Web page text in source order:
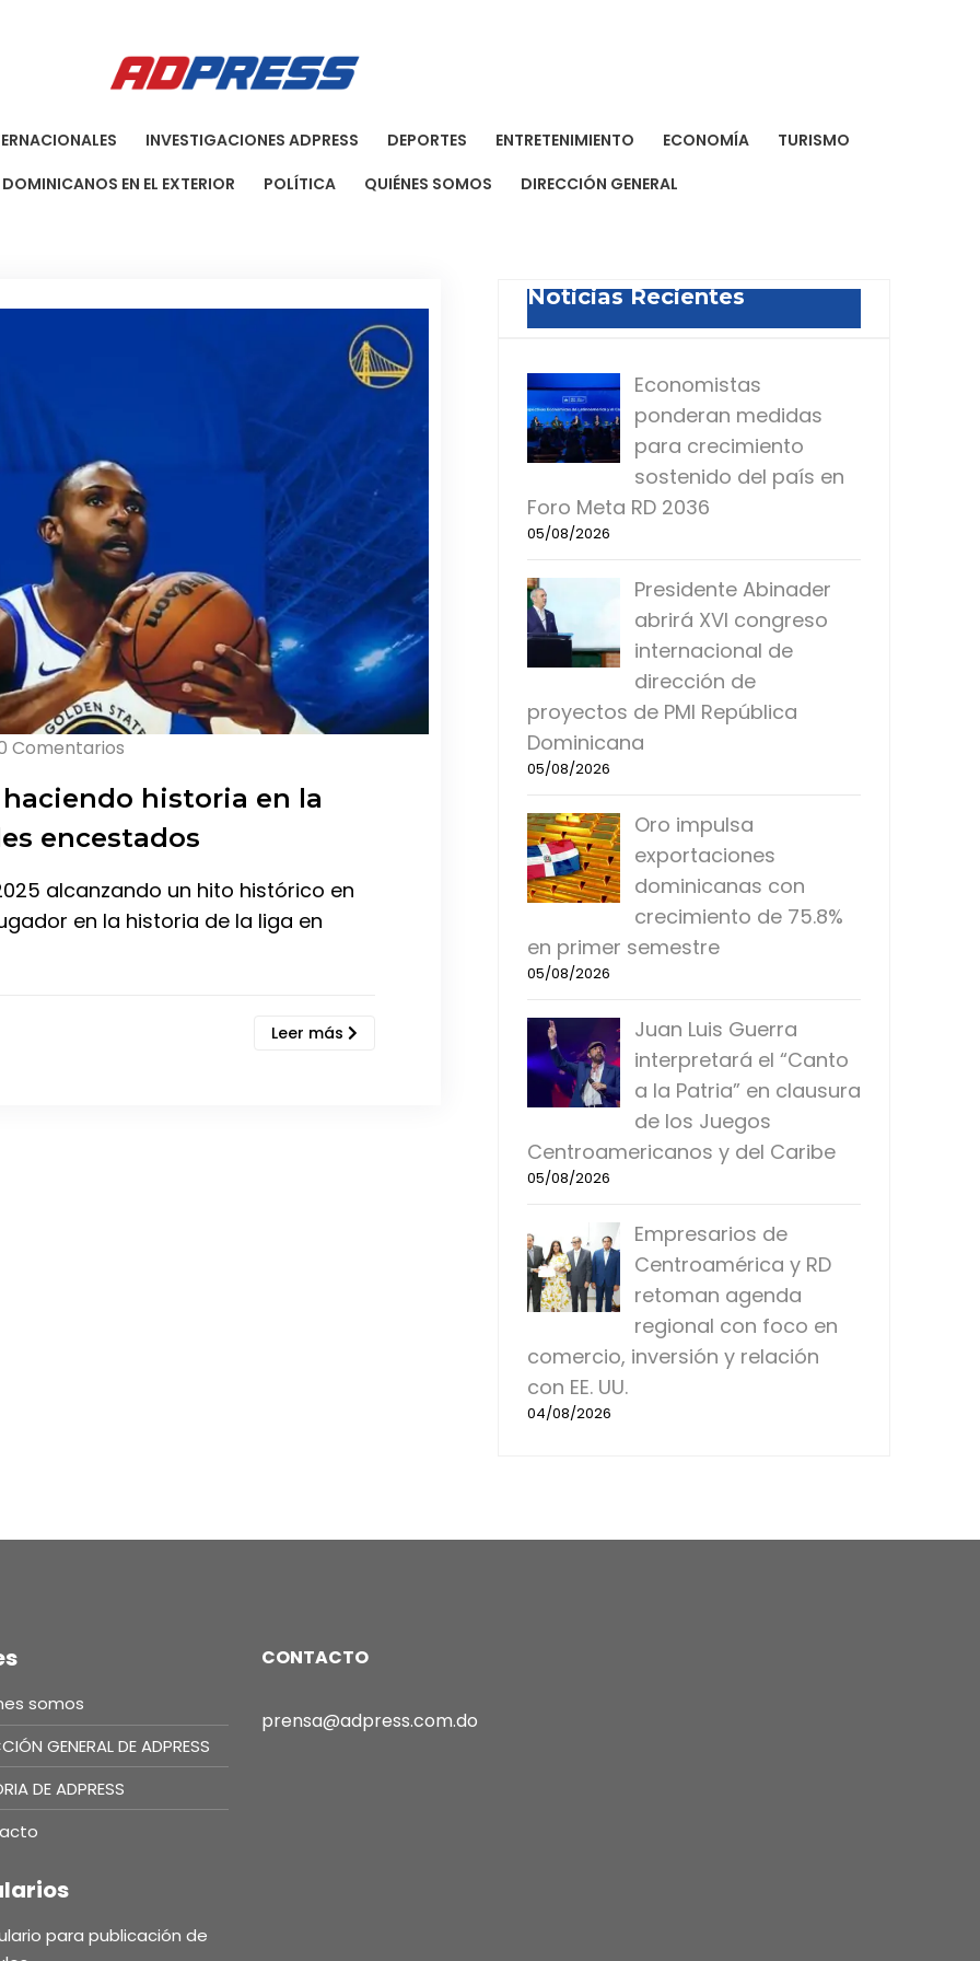
INVESTIGACIONES ADPRESS DEPORTES ENTRETENIMIENTO ECONOMÍA
TURISMO
DOMINICANOS EN EL EXTERIOR POLÍTICA QUIÉNES SOMOS
DIRECCIÓN GENERAL
Comentarios
historia en la
encestados
alcanzando un hito histórico en
en la historia de la liga en
Leer más
Noticias Recientes
Economistas
ponderan medidas
para crecimiento
sostenido del país en
Foro Meta RD 2036
05/08/2026
Presidente Abinader
abrirá XVI congreso
internacional de
dirección de
proyectos de PMI República
Dominicana
05/08/2026
Oro impulsa
exportaciones
dominicanas con
crecimiento de 75.8%
en primer semestre
05/08/2026
Juan Luis Guerra
interpretará el “Canto
a la Patria” en clausura
de los Juegos
Centroamericanos y del Caribe
05/08/2026
Empresarios de
Centroamérica y RD
retoman agenda
regional con foco en
comercio, inversión y relación
con EE. UU.
04/08/2026
somos
GENERAL DE ADPRESS
DE ADPRESS
para publicación de
CONTACTO
prensa@adpress.com.do